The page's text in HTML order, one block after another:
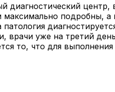
диагностический
подробны, а
врачи уже на третий
то, что для